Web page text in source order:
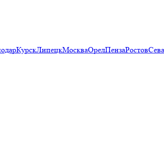
КурскЛипецкМоскваОрелПензаРостов